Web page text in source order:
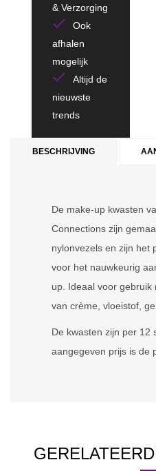
& Verzorging
Ook
afhalen
mogelijk
Altijd de
nieuwste
trends
BESCHRIJVING
De make-up kwasten
Connections zijn
nylonvezels en zijn het
voor het nauwkeurig
up. Ideaal voor
van crème, vloeistof,
De kwasten zijn per 12
aangegeven prijs is de